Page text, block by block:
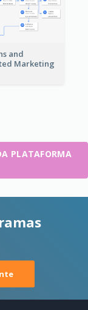
and
Marketing
PLATAFORMA